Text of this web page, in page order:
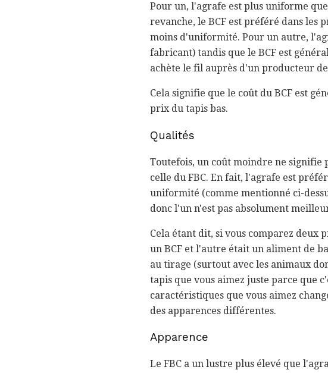
Pour un, l'agrafe est plus uniforme
revanche, le BCF est préféré dans les
moins d'uniformité. Pour un autre,
fabricant) tandis que le BCF est
achète le fil auprès d'un producteur
Cela signifie que le coût du BCF est
prix du tapis bas.
Qualités
Toutefois, un coût moindre ne signifie
celle du FBC. En fait, l'agrafe est
uniformité (comme mentionné ci-
donc l'un n'est pas absolument
Cela étant dit, si vous comparez deux
un BCF et l'autre était un aliment de
au tirage (surtout avec les animaux
tapis que vous aimez juste parce que
caractéristiques que vous aimez
des apparences différentes.
Apparence
Le FBC a un lustre plus élevé que